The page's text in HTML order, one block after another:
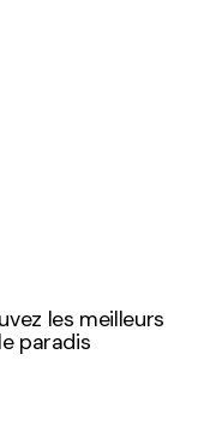
les meilleurs
paradis